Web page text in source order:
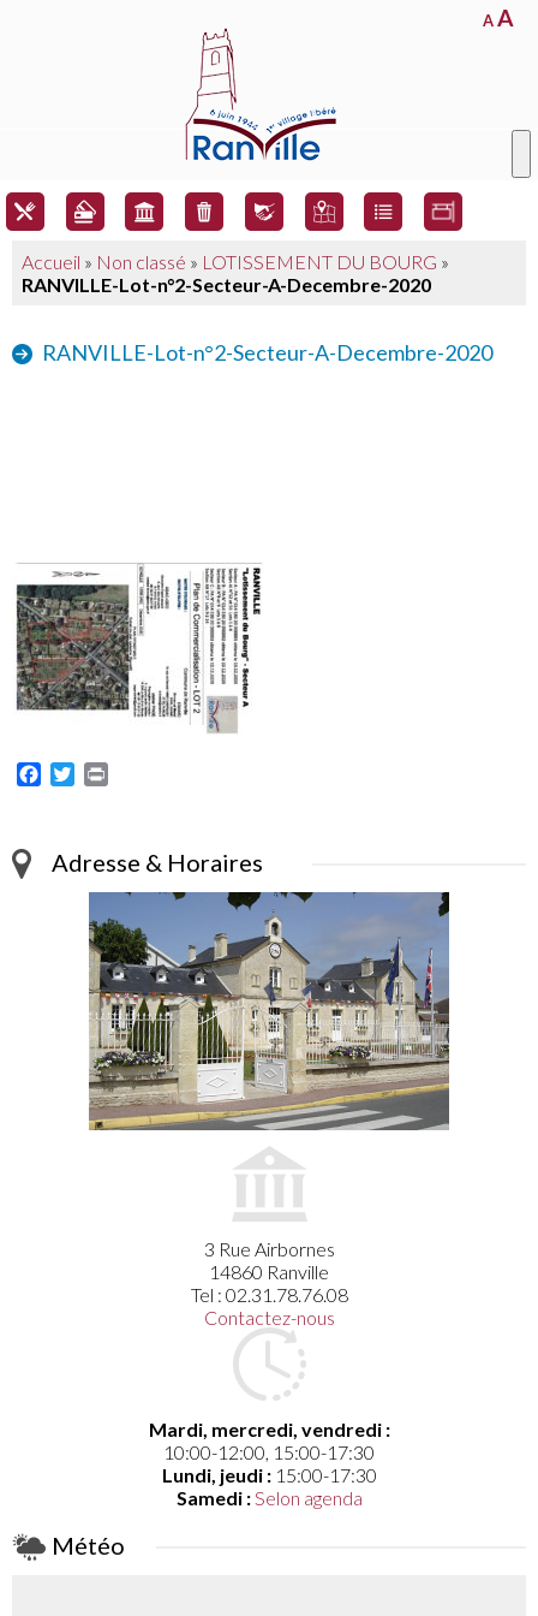
AA
Accueil » Non classé » LOTISSEMENT DU BOURG »
RANVILLE-Lot-n°2-Secteur-A-Decembre-2020
RANVILLE-Lot-n°2-Secteur-A-Decembre-2020
Facebook
Twitter
Adresse & Horaires
3 Rue Airbornes
14860 Ranville
Tel : 02.31.78.76.08
Contactez-nous
Mardi, mercredi, vendredi :
10:00-12:00, 15:00-17:30
Lundi, jeudi :15:00-17:30
Samedi :Selon agenda
Météo